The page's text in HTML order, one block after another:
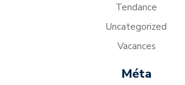
Tendance
Uncategorized
Vacances
Méta